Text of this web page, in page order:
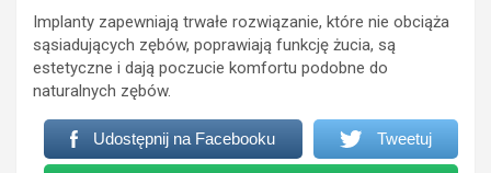
Implanty zapewniają trwałe rozwiązanie, które nie obciąża
sąsiadujących zębów, poprawiają funkcję żucia, są
estetyczne i dają poczucie komfortu podobne do
naturalnych zębów.
Udostępnij na Facebooku Tweetuj